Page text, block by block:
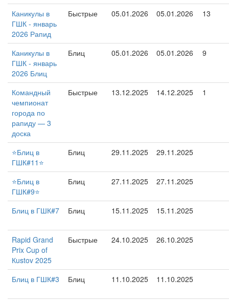
Каникулы в
ГШК - январь
2026 Рапид
Быстрые 05.01.2026 05.01.2026 13
Каникулы в
ГШК - январь
2026 Блиц
Блиц 05.01.2026 05.01.2026 9
Командный
чемпионат
города по
рапиду — 3
доска
Быстрые 13.12.2025 14.12.2025 1
⭐️Блиц в
ГШК#11⭐️
Блиц 29.11.2025 29.11.2025
⭐️Блиц в
ГШК#9⭐️
Блиц 27.11.2025 27.11.2025
Блиц в ГШК#7 Блиц 15.11.2025 15.11.2025
Rapid Grand
Prix Cup of
Кustov 2025
Быстрые 24.10.2025 26.10.2025
Блиц в ГШК#3 Блиц 11.10.2025 11.10.2025